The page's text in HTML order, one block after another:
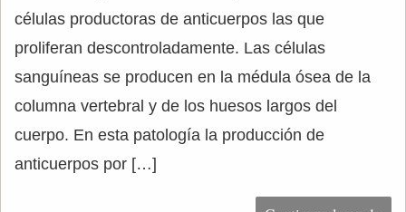
células productoras de anticuerpos las que
proliferan descontroladamente. Las células
sanguíneas se producen en la médula ósea de la
columna vertebral y de los huesos largos del
cuerpo. En esta patología la producción de
anticuerpos por […]